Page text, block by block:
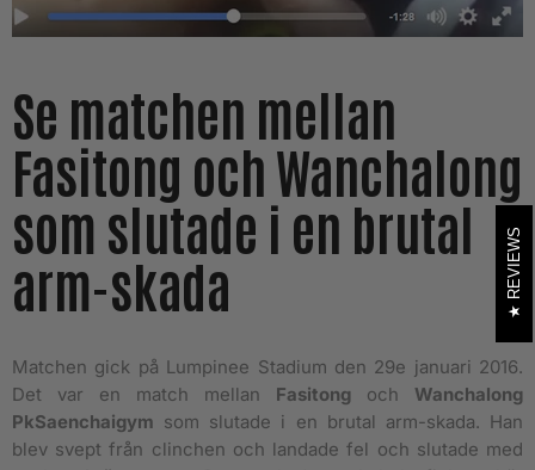
Se matchen mellan
Fasitong och Wanchalong
som slutade i en brutal
arm-skada
Matchen gick på Lumpinee Stadium den 29e januari 2016.
Det var en match mellan Fasitong och Wanchalong
PkSaenchaigym som slutade i en brutal arm-skada. Han
blev svept från clinchen och landade fel och slutade med
REVIEWS